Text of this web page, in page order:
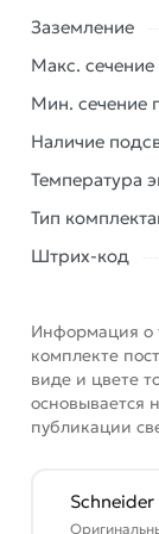
Наши
заказ и
онлайн
описанием,
Данний товар
обязательно).
Заземление
Макс.
Мин. сечение
Наличие
Температура
Тип
Штрих-код
Информация о
комплекте
виде и цвете
основывается
публикации